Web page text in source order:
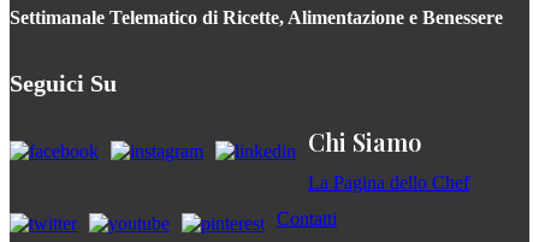
Settimanale Telematico di Ricette, Alimentazione e Benessere
Seguici Su
Chi Siamo
La Pagina dello Chef
Contatti